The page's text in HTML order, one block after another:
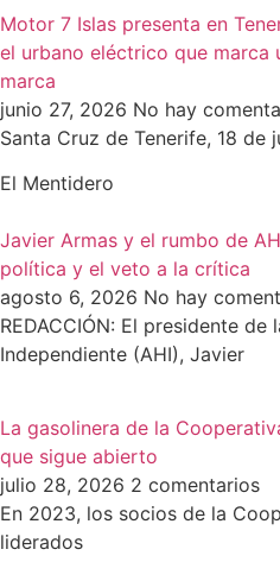
Motor 7 Islas presenta en
el urbano eléctrico que marca
marca
junio 27, 2026 No hay
Santa Cruz de Tenerife, 18
El Mentidero
Javier Armas y el rumbo de
política y el veto a la crítica
agosto 6, 2026 No hay
REDACCIÓN: El presidente
Independiente (AHI), Javier
La gasolinera de la
que sigue abierto
julio 28, 2026 2 comentarios
En 2023, los socios de la
liderados